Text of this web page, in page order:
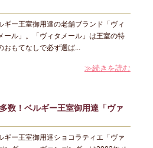
ギー王室御用達の老舗ブランド「ヴィ
ール」。「ヴィタメール」は王室の特
おもてなしで必ず選ば...
≫続きを読む
数！ベルギー王室御用達「ヴァ
ギー王室御用達ショコラティエ「ヴァ